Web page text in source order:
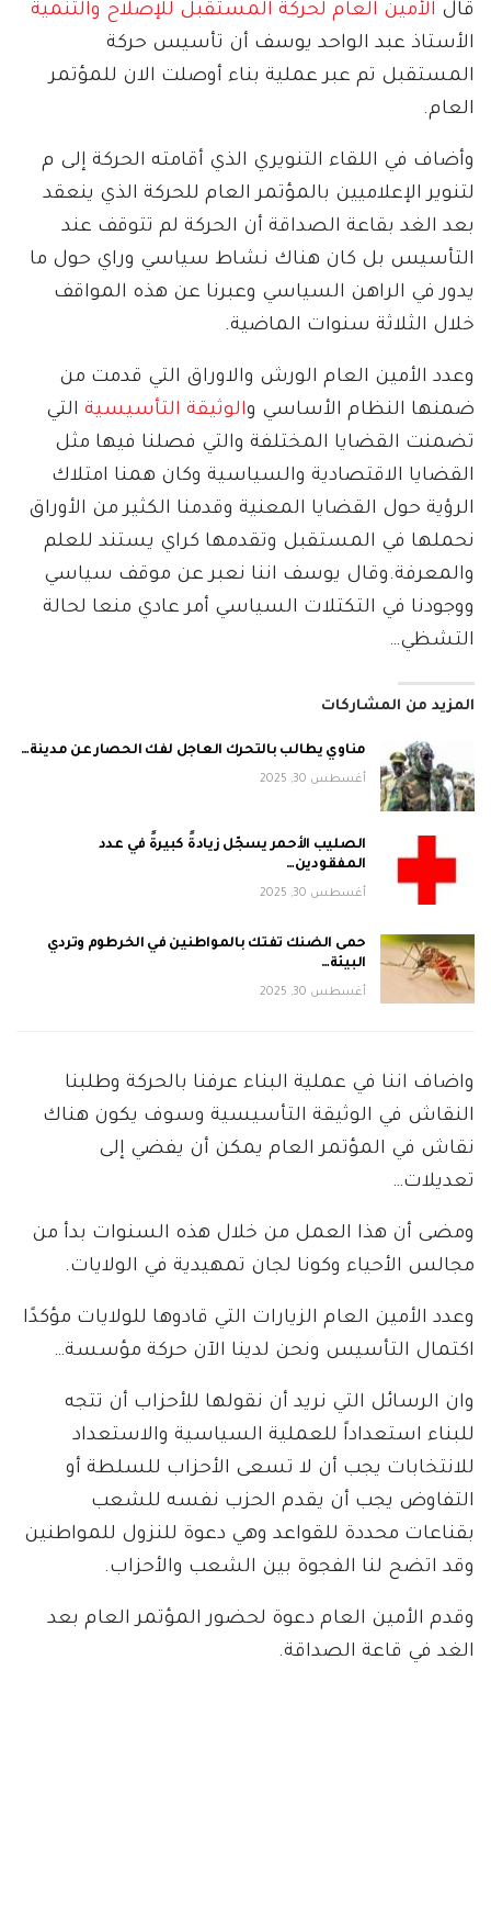
قال الأمين العام لحركة المستقبل للإصلاح والتنمية
الأستاذ عبد الواحد يوسف أن تأسيس حركة
المستقبل تم عبر عملية بناء أوصلت الان للمؤتمر
العام.
وأضاف في اللقاء التنويري الذي أقامته الحركة إلى م
لتنوير الإعلاميين بالمؤتمر العام للحركة الذي ينعقد
بعد الغد بقاعة الصداقة أن الحركة لم تتوقف عند
التأسيس بل كان هناك نشاط سياسي وراي حول ما
يدور في الراهن السياسي وعبرنا عن هذه المواقف
خلال الثلاثة سنوات الماضية.
وعدد الأمين العام الورش والاوراق التي قدمت من
ضمنها النظام الأساسي والوثيقة التأسيسية التي
تضمنت القضايا المختلفة والتي فصلنا فيها مثل
القضايا الاقتصادية والسياسية وكان همنا امتلاك
الرؤية حول القضايا المعنية وقدمنا الكثير من الأوراق
نحملها في المستقبل وتقدمها كراي يستند للعلم
والمعرفة.وقال يوسف اننا نعبر عن موقف سياسي
ووجودنا في التكتلات السياسي أمر عادي منعا لحالة
التشظي…
المزيد من المشاركات
مناوي يطالب بالتحرك العاجل لفك الحصار عن مدينة…
أغسطس 30, 2025
الصليب الأحمر يسجّل زيادةً كبيرةً في عدد
المفقودين…
أغسطس 30, 2025
حمى الضنك تفتك بالمواطنين في الخرطوم وتردي
البيئة…
أغسطس 30, 2025
واضاف اننا في عملية البناء عرفنا بالحركة وطلبنا
النقاش في الوثيقة التأسيسية وسوف يكون هناك
نقاش في المؤتمر العام يمكن أن يفضي إلى
تعديلات…
ومضى أن هذا العمل من خلال هذه السنوات بدأ من
مجالس الأحياء وكونا لجان تمهيدية في الولايات.
وعدد الأمين العام الزيارات التي قادوها للولايات مؤكدًا
اكتمال التأسيس ونحن لدينا الآن حركة مؤسسة…
وان الرسائل التي نريد أن نقولها للأحزاب أن تتجه
للبناء استعداداً للعملية السياسية والاستعداد
للانتخابات يجب أن لا تسعى الأحزاب للسلطة أو
التفاوض يجب أن يقدم الحزب نفسه للشعب
بقناعات محددة للقواعد وهي دعوة للنزول للمواطنين
وقد اتضح لنا الفجوة بين الشعب والأحزاب.
وقدم الأمين العام دعوة لحضور المؤتمر العام بعد
الغد في قاعة الصداقة.